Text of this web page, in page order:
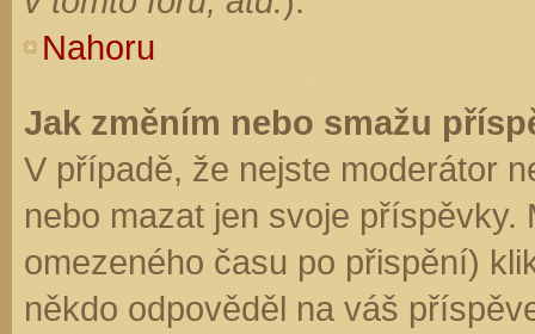
Nahoru
Jak změním nebo smažu
V případě, že nejste moderátor
nebo mazat jen svoje
omezeného času po přispění)
někdo odpověděl na váš